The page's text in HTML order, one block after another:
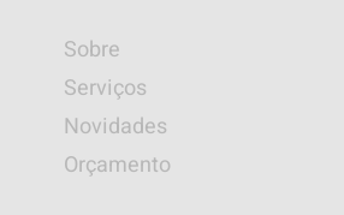
Sobre
Serviços
Novidades
Orçamento